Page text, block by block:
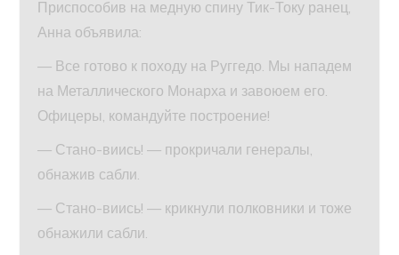
Приспособив на медную спину Тик-Току ранец,
Анна объявила:
— Все готово к походу на Руггедо. Мы нападем
на Металлического Монарха и завоюем его.
Офицеры, командуйте построение!
— Стано-виись! — прокричали генералы,
обнажив сабли.
— Стано-виись! — крикнули полковники и тоже
обнажили сабли.